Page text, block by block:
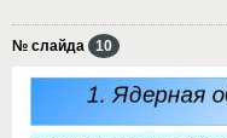
№ слайда 10